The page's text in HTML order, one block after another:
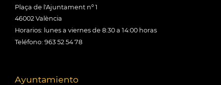
Plaça de l'Ajuntament nº 1
46002 València
Horarios: lunes a viernes de 8:30 a 14:00 horas
Teléfono: 963 52 54 78
Ayuntamiento